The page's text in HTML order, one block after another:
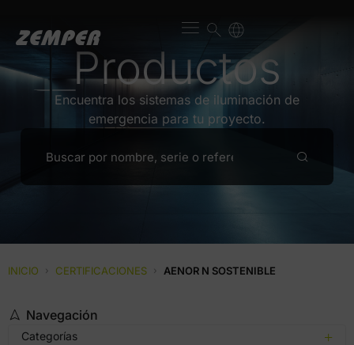
Productos
Encuentra los sistemas de iluminación de
emergencia para tu proyecto.
INICIO › CERTIFICACIONES › AENOR N SOSTENIBLE
Navegación
Categorías